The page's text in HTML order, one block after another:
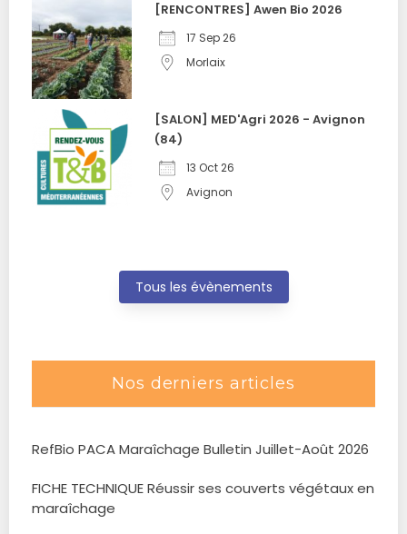
[RENCONTRES] Awen Bio 2026
17 Sep 26
Morlaix
[SALON] MED'Agri 2026 - Avignon
(84)
13 Oct 26
Avignon
Tous les évènements
Nos derniers articles
RefBio PACA Maraîchage Bulletin Juillet-Août 2026
FICHE TECHNIQUE Réussir ses couverts végétaux en
maraîchage